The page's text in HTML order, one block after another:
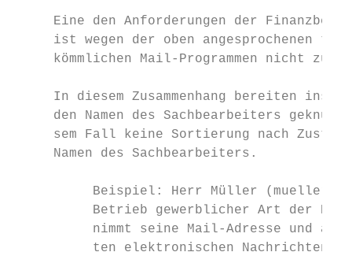
Eine den Anforderungen der
ist wegen der oben angesprochenen
kömmlichen Mail-Programmen nicht zu
In diesem Zusammenhang bereiten
den Namen des Sachbearbeiters
sem Fall keine Sortierung nach
     Namen des Sachbearbeiters.
Beispiel: Herr Müller
Betrieb gewerblicher Art der
nimmt seine Mail-Adresse und
ten elektronischen Nachrichten